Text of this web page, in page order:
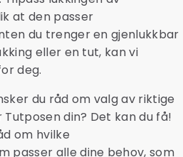
at den passer
du trenger en gjenlukkbar
eller en tut, kan vi
deg.
du råd om valg av riktige
din? Det kan du få!
om hvilke
passer alle dine behov, som